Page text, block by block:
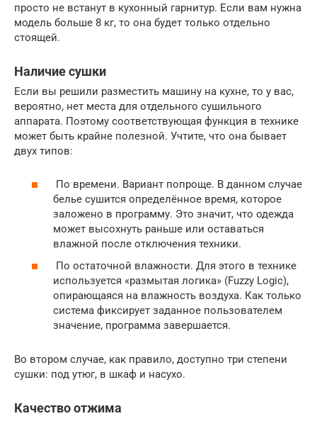
просто не встанут в кухонный гарнитур. Если вам нужна
модель больше 8 кг, то она будет только отдельно
стоящей.
Наличие сушки
Если вы решили разместить машину на кухне, то у вас,
вероятно, нет места для отдельного сушильного
аппарата. Поэтому соответствующая функция в технике
может быть крайне полезной. Учтите, что она бывает
двух типов:
По времени. Вариант попроще. В данном случае
белье сушится определённое время, которое
заложено в программу. Это значит, что одежда
может высохнуть раньше или оставаться
влажной после отключения техники.
По остаточной влажности. Для этого в технике
используется «размытая логика» (Fuzzy Logic),
опирающаяся на влажность воздуха. Как только
система фиксирует заданное пользователем
значение, программа завершается.
Во втором случае, как правило, доступно три степени
сушки: под утюг, в шкаф и насухо.
Качество отжима